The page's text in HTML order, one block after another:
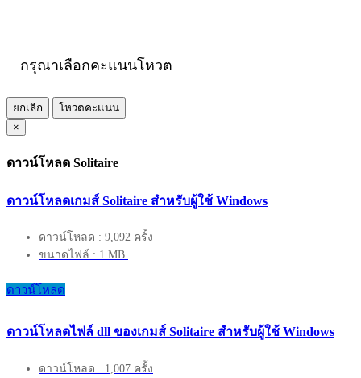
กรุณาเลือกคะแนนโหวต
ยกเลิก
โหวตคะแนน
×
ดาวน์โหลด Solitaire
ดาวน์โหลดเกมส์ Solitaire สำหรับผู้ใช้ Windows
ดาวน์โหลด : 9,092 ครั้ง
ขนาดไฟล์ : 1 MB.
ดาวน์โหลด
ดาวน์โหลดไฟล์ dll ของเกมส์ Solitaire สำหรับผู้ใช้ Windows
ดาวน์โหลด : 1,007 ครั้ง